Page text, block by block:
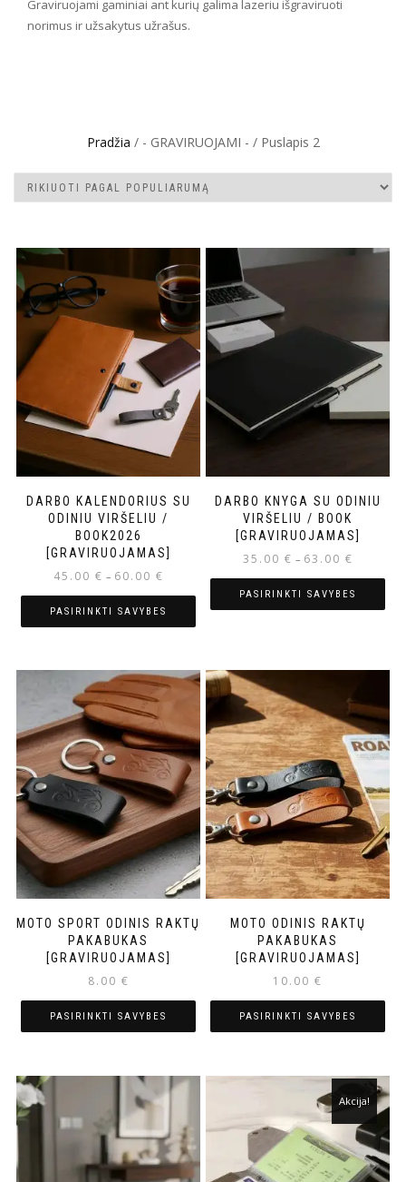
Graviruojami gaminiai ant kurių galima lazeriu išgraviruoti
norimus ir užsakytus užrašus.
Pradžia / - GRAVIRUOJAMI - / Puslapis 2
DARBO KALENDORIUS SU
ODINIU VIRŠELIU /
BOOK2026
[GRAVIRUOJAMAS]
45.00 € – 60.00 €
PASIRINKTI SAVYBES
DARBO KNYGA SU ODINIU
VIRŠELIU / BOOK
[GRAVIRUOJAMAS]
35.00 € – 63.00 €
PASIRINKTI SAVYBES
MOTO SPORT ODINIS RAKTŲ
PAKABUKAS
[GRAVIRUOJAMAS]
8.00 €
PASIRINKTI SAVYBES
MOTO ODINIS RAKTŲ
PAKABUKAS
[GRAVIRUOJAMAS]
10.00 €
PASIRINKTI SAVYBES
Akcija!